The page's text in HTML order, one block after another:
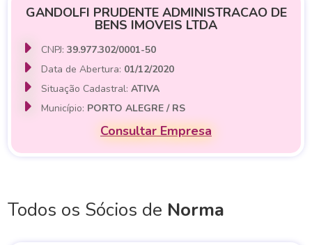
GANDOLFI PRUDENTE ADMINISTRACAO DE
BENS IMOVEIS LTDA
CNPJ:39.977.302/0001-50
Data de Abertura: 01/12/2020
Situação Cadastral:ATIVA
Município: PORTO ALEGRE / RS
Consultar Empresa
Todos os Sócios de Norma